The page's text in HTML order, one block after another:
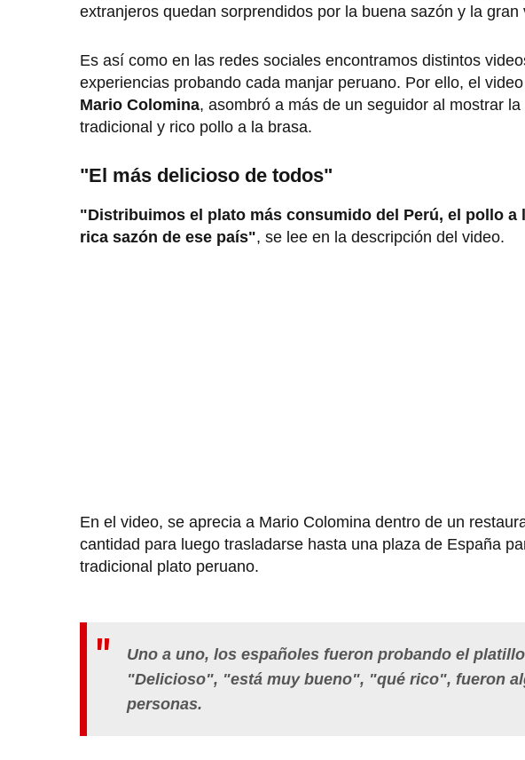
extranjeros quedan sorprendidos por la buena sazón y la
Es así como en las redes sociales encontramos distintos
experiencias probando cada manjar peruano. Por ello, el
Mario Colomina, asombró a más de un seguidor al mostrar
tradicional y rico pollo a la brasa.
"El más delicioso de todos"
"Distribuimos el plato más consumido del Perú, el pollo a
rica sazón de ese país", se lee en la descripción del video.
En el video, se aprecia a Mario Colomina dentro de un
cantidad para luego trasladarse hasta una plaza de España
tradicional plato peruano.
Uno a uno, los españoles fueron probando el
"Delicioso", "está muy bueno", "qué rico", fueron
personas.